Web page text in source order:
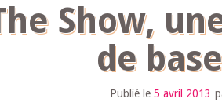
Show,
de
Publié le 5 avril 2013